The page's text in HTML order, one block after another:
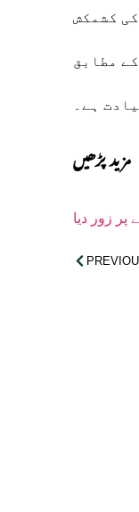
کشمکش
مطابق
ہے۔
مزید پڑھیں
زور دیا